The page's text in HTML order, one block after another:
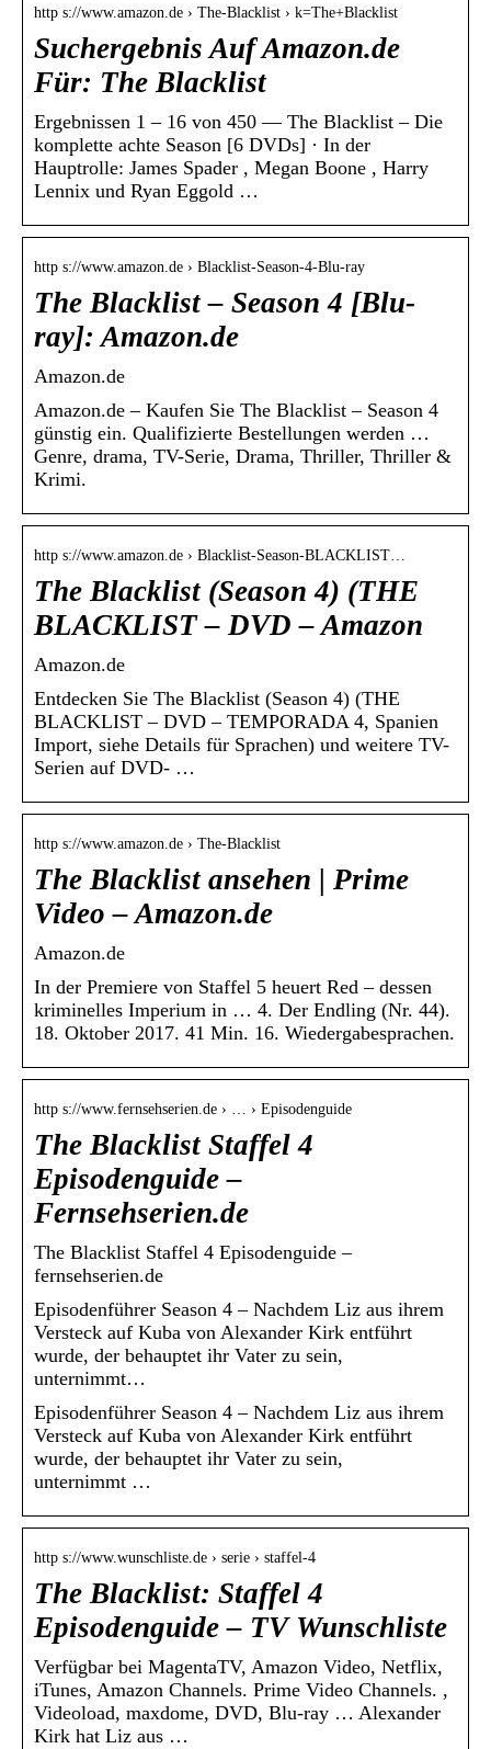
http s://www.amazon.de › The-Blacklist › k=The+Blacklist
Suchergebnis Auf Amazon.de
Für: The Blacklist
Ergebnissen 1 – 16 von 450 — The Blacklist – Die
komplette achte Season [6 DVDs] · In der
Hauptrolle: James Spader , Megan Boone , Harry
Lennix und Ryan Eggold …
http s://www.amazon.de › Blacklist-Season-4-Blu-ray
The Blacklist – Season 4 [Blu-
ray]: Amazon.de
Amazon.de
Amazon.de – Kaufen Sie The Blacklist – Season 4
günstig ein. Qualifizierte Bestellungen werden …
Genre, drama, TV-Serie, Drama, Thriller, Thriller &
Krimi.
http s://www.amazon.de › Blacklist-Season-BLACKLIST…
The Blacklist (Season 4) (THE
BLACKLIST – DVD – Amazon
Amazon.de
Entdecken Sie The Blacklist (Season 4) (THE
BLACKLIST – DVD – TEMPORADA 4, Spanien
Import, siehe Details für Sprachen) und weitere TV-
Serien auf DVD- …
http s://www.amazon.de › The-Blacklist
The Blacklist ansehen | Prime
Video – Amazon.de
Amazon.de
In der Premiere von Staffel 5 heuert Red – dessen
kriminelles Imperium in … 4. Der Endling (Nr. 44).
18. Oktober 2017. 41 Min. 16. Wiedergabesprachen.
http s://www.fernsehserien.de › … › Episodenguide
The Blacklist Staffel 4
Episodenguide –
Fernsehserien.de
The Blacklist Staffel 4 Episodenguide –
fernsehserien.de
Episodenführer Season 4 – Nachdem Liz aus ihrem
Versteck auf Kuba von Alexander Kirk entführt
wurde, der behauptet ihr Vater zu sein,
unternimmt…
Episodenführer Season 4 – Nachdem Liz aus ihrem
Versteck auf Kuba von Alexander Kirk entführt
wurde, der behauptet ihr Vater zu sein,
unternimmt …
http s://www.wunschliste.de › serie › staffel-4
The Blacklist: Staffel 4
Episodenguide – TV Wunschliste
Verfügbar bei MagentaTV, Amazon Video, Netflix,
iTunes, Amazon Channels. Prime Video Channels. ,
Videoload, maxdome, DVD, Blu-ray … Alexander
Kirk hat Liz aus …